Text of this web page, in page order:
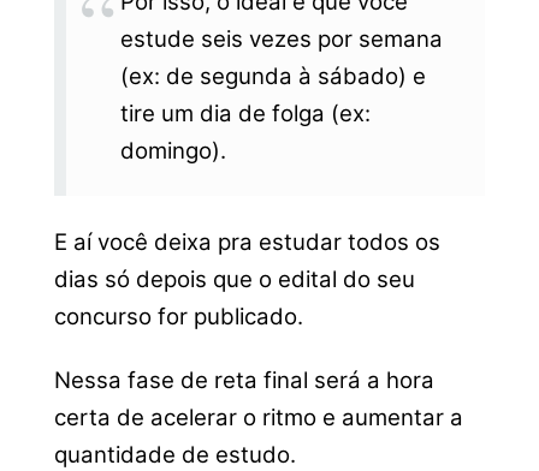
estude seis vezes por semana
(ex: de segunda à sábado) e
tire um dia de folga (ex:
domingo).
E aí você deixa pra estudar todos os
dias só depois que o edital do seu
concurso for publicado.
Nessa fase de reta final será a hora
certa de acelerar o ritmo e aumentar a
quantidade de estudo.